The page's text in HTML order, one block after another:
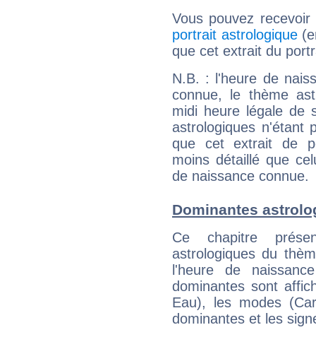
Vous pouvez
portrait astrologique
que cet extrait du
N.B. : l'heure de
connue, le thème
midi heure légale de
astrologiques n'étant
que cet extrait de
moins détaillé que
de naissance connue.
Dominantes
Ce chapitre
astrologiques du
l'heure de
dominantes sont
Eau), les modes
dominantes et les